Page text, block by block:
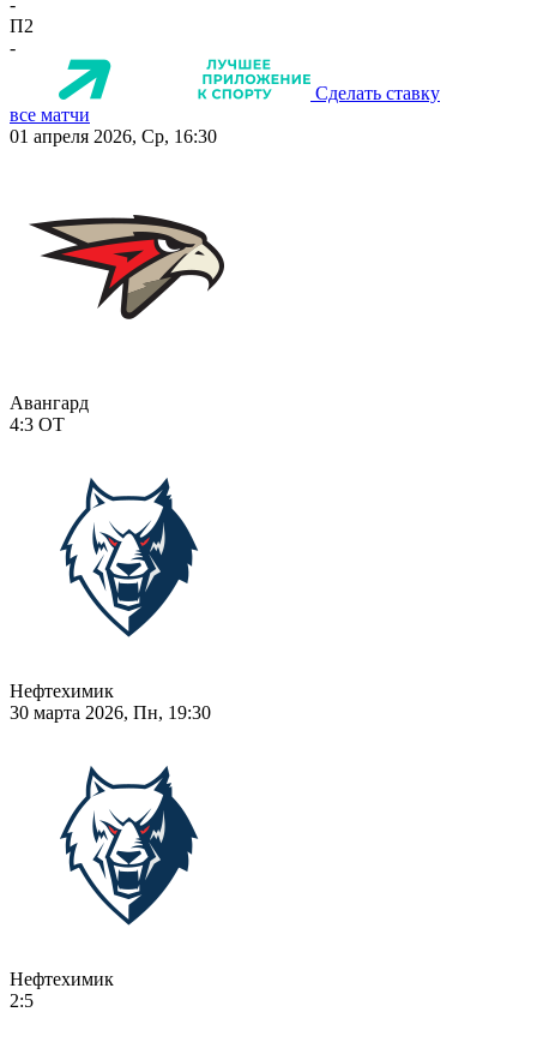
-
П2
-
Сделать ставку
все матчи
01 апреля 2026, Ср, 16:30
Авангард
4:3 ОТ
Нефтехимик
30 марта 2026, Пн, 19:30
Нефтехимик
2:5